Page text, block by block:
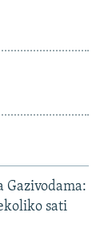
Gazivodama:
sati